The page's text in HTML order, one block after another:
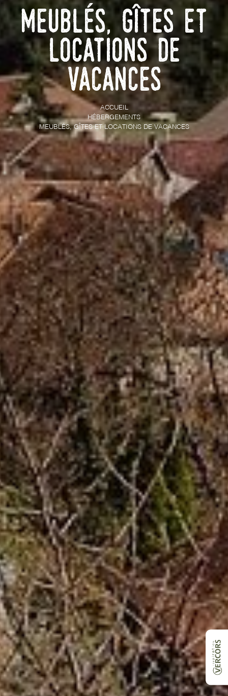
Meublés, gîtes et
locations de
vacances
ACCUEIL
HÉBERGEMENTS
MEUBLÉS, GÎTES ET LOCATIONS DE VACANCES